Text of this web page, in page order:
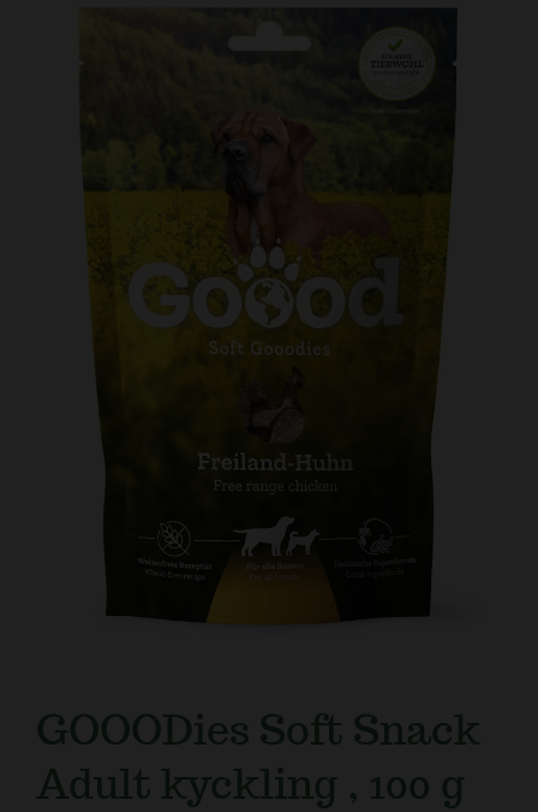
GOOODies Soft Snack
Adult kyckling , 100 g